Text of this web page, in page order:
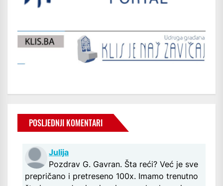
POSLJEDNJI KOMENTARI
Julija
Pozdrav G. Gavran. Šta reći? Već je sve
prepričano i pretreseno 100x. Imamo trenutno